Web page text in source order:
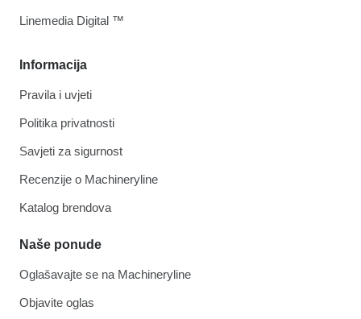
Informacija
Pravila i uvjeti
Politika privatnosti
Savjeti za sigurnost
Recenzije o Machineryline
Katalog brendova
Naše ponude
Oglašavajte se na Machineryline
Objavite oglas
Linemedia Digital ™